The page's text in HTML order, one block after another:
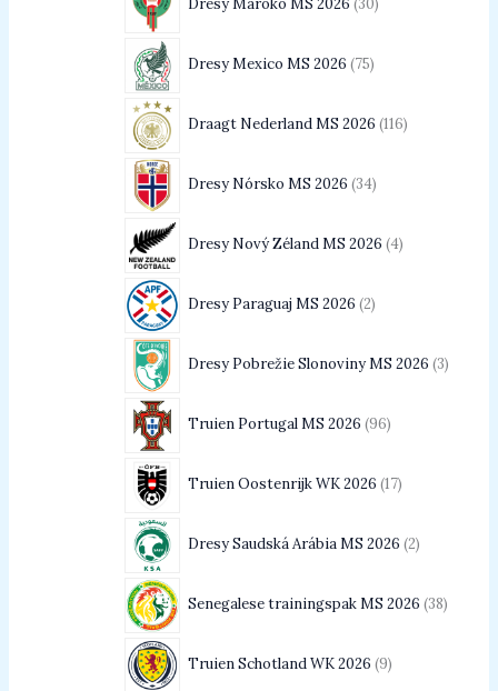
Dresy Maroko MS 2026 30
Dresy Mexico MS 2026 75
Draagt Nederland MS 2026 116
Dresy Nórsko MS 2026 34
Dresy Nový Zéland MS 2026 4
Dresy Paraguaj MS 2026 2
Dresy Pobrežie Slonoviny MS 2026 3
Truien Portugal MS 2026 96
Truien Oostenrijk WK 2026 17
Dresy Saudská Arábia MS 2026 2
Senegalese trainingspak MS 2026 38
Truien Schotland WK 2026 9